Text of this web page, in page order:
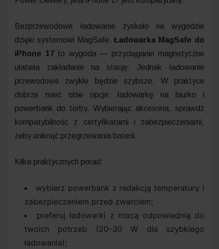
Bezprzewodowe ładowanie zyskało na wygodzie
dzięki systemowi MagSafe.Ładowarka MagSafe do
iPhone 17to wygoda — przyciąganie magnetyczne
ułatwia zakładanie na stację. Jednak ładowanie
przewodowe zwykle będzie szybsze. W praktyce
dobrze mieć obie opcje: ładowarkę na biurko i
powerbank do torby. Wybierając akcesoria, sprawdź
kompatybilność z certyfikatami i zabezpieczeniami,
żeby uniknąć przegrzewania baterii.
Kilka praktycznych porad:
wybierz powerbank z redakcją temperatury i
zabezpieczeniem przed zwarciem;
preferuj ładowarki z mocą odpowiednią do
twoich potrzeb (20–30 W dla szybkiego
ładowania);